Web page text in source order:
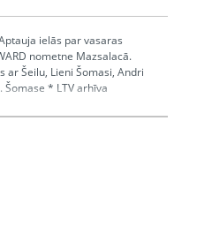
ielās par vasaras
nometne Mazsalacā.
Šeilu, Lieni Šomasi, Andri
Šomase * LTV arhīva